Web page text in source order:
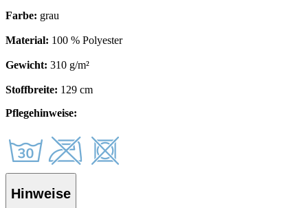
Farbe: grau
Material: 100 % Polyester
Gewicht: 310 g/m²
Stoffbreite: 129 cm
Pflegehinweise:
Hinweise